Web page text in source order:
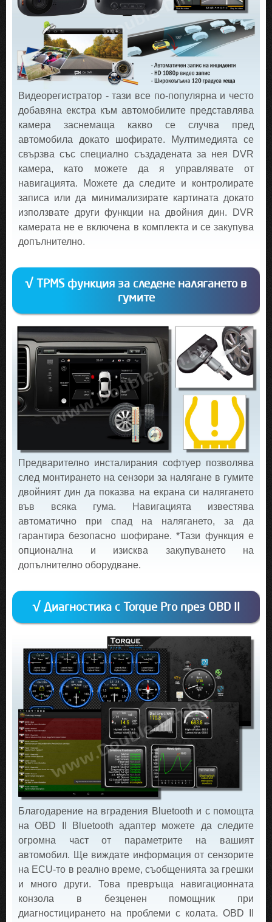
Видеорегистратор - тази все по-популярна и често
добавяна екстра към автомобилите представлява
камера заснемаща какво се случва пред
автомобила докато шофирате. Мултимедията се
свързва със специално създадената за нея DVR
камера, като можете да я управлявате от
навигацията. Можете да следите и контролирате
записа или да минимализирате картината докато
използвате други функции на двойния дин. DVR
камерата не е включена в комплекта и се закупува
допълнително.
√ TPMS функция за следене налягането в
гумите
Предварително инсталирания софтуер позволява
след монтирането на сензори за налягане в гумите
двойният дин да показва на екрана си налягането
във всяка гума. Навигацията известява
автоматично при спад на налягането, за да
гарантира безопасно шофиране. *Тази функция е
опционална и изисква закупуването на
допълнително оборудване.
√ Диагностика с Torque Pro през OBD II
Благодарение на вградения Bluetooth и с помощта
на OBD II Bluetooth адаптер можете да следите
огромна част от параметрите на вашият
автомобил. Ще виждате информация от сензорите
на ECU-то в реално време, съобщенията за грешки
и много други. Това превръща навигационната
конзола в безценен помощник при
диагностицирането на проблеми с колата. OBD II